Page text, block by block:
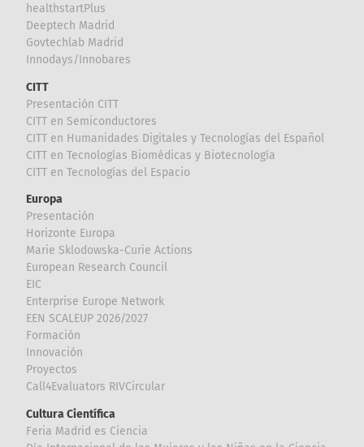
healthstartPlus
Deeptech Madrid
Govtechlab Madrid
Innodays/Innobares
CITT
Presentación CITT
CITT en Semiconductores
CITT en Humanidades Digitales y Tecnologías del Español
CITT en Tecnologías Biomédicas y Biotecnología
CITT en Tecnologías del Espacio
Europa
Presentación
Horizonte Europa
Marie Sklodowska-Curie Actions
European Research Council
EIC
Enterprise Europe Network
EEN SCALEUP 2026/2027
Formación
Innovación
Proyectos
Call4Evaluators RIVCircular
Cultura Científica
Feria Madrid es Ciencia